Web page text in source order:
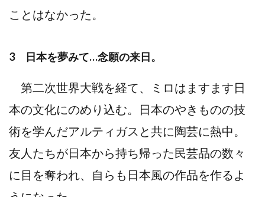
ことはなかった。
3 ⽇本を夢みて…念願の来⽇。
第⼆次世界⼤戦を経て、ミロはますます⽇
本の⽂化にのめり込む。⽇本のやきものの技
術を学んだアルティガスと共に陶芸に熱中。
友⼈たちが⽇本から持ち帰った⺠芸品の数々
に⽬を奪われ、⾃らも⽇本⾵の作品を作るよ